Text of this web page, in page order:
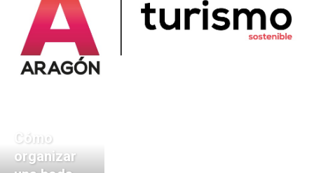
Cómo
organizar